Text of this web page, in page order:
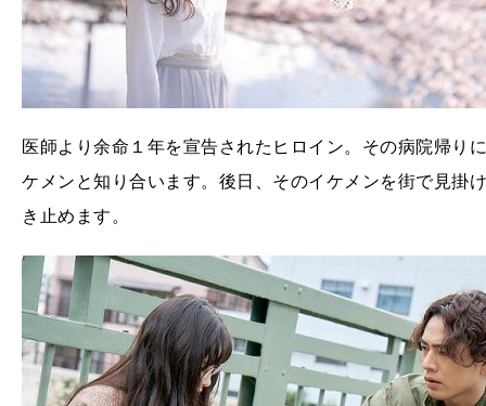
医師より余命１年を宣告されたヒロイン。その病院帰り
ケメンと知り合います。後日、そのイケメンを街で見掛
き止めます。